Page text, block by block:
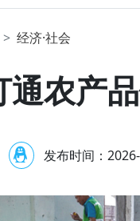
经济·社会
农产
发布时间：